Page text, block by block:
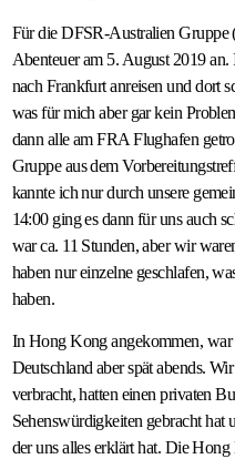
Für die DFSR-Australien Gruppe
Abenteuer am 5. August 2019 an.
nach Frankfurt anreisen und dort
was für mich aber gar kein
dann alle am FRA Flughafen
Gruppe aus dem
kannte ich nur durch unsere
14:00 ging es dann für uns auch
war ca. 11 Stunden, aber wir
haben nur einzelne geschlafen,
haben.
In Hong Kong angekommen, war
Deutschland aber spät abends.
verbracht, hatten einen privaten
Sehenswürdigkeiten gebracht hat
der uns alles erklärt hat. Die